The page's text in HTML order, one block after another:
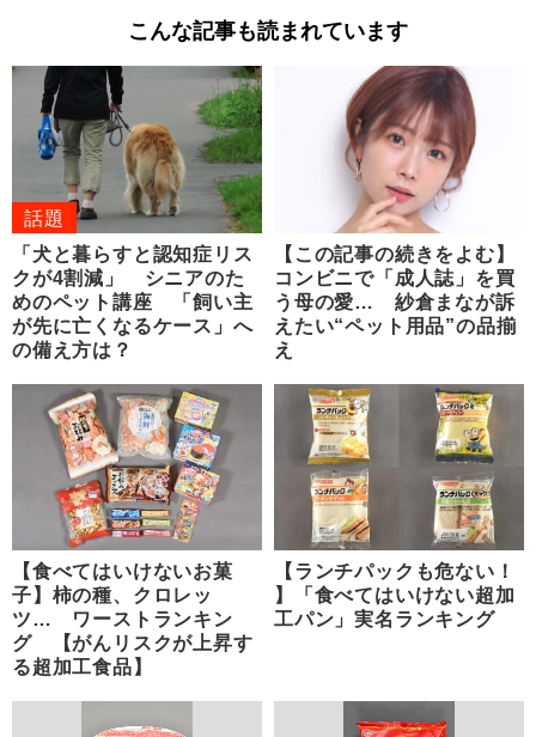
こんな記事も読まれています
話題
「犬と暮らすと認知症リス
クが4割減」 シニアのた
めのペット講座 「飼い主
が先に亡くなるケース」へ
の備え方は？
【この記事の続きをよむ】
コンビニで「成人誌」を買
う母の愛… 紗倉まなが訴
えたい“ペット用品”の品揃
え
【食べてはいけないお菓
子】柿の種、クロレッ
ツ… ワーストランキン
グ 【がんリスクが上昇す
る超加工食品】
【ランチパックも危ない！
】「食べてはいけない超加
工パン」実名ランキング